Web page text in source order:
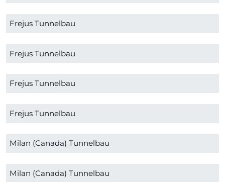
Frejus Tunnelbau
Frejus Tunnelbau
Frejus Tunnelbau
Frejus Tunnelbau
Milan (Canada) Tunnelbau
Milan (Canada) Tunnelbau